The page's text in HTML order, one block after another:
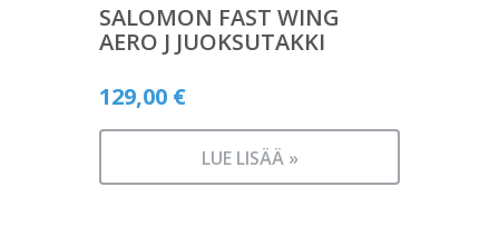
SALOMON FAST WING
AERO J JUOKSUTAKKI
129,00 €
LUE LISÄÄ »